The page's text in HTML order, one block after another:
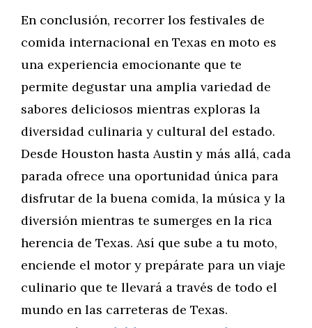
En conclusión, recorrer los festivales de
comida internacional en Texas en moto es
una experiencia emocionante que te
permite degustar una amplia variedad de
sabores deliciosos mientras exploras la
diversidad culinaria y cultural del estado.
Desde Houston hasta Austin y más allá, cada
parada ofrece una oportunidad única para
disfrutar de la buena comida, la música y la
diversión mientras te sumerges en la rica
herencia de Texas. Así que sube a tu moto,
enciende el motor y prepárate para un viaje
culinario que te llevará a través de todo el
mundo en las carreteras de Texas.